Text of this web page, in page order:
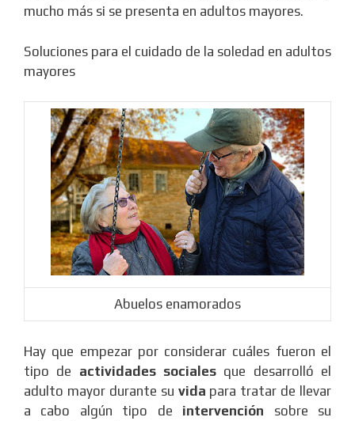
mucho más si se presenta en adultos mayores.
Soluciones para el cuidado de la soledad en adultos
mayores
Abuelos enamorados
Hay que empezar por considerar cuáles fueron el
tipo de actividades sociales que desarrolló el
adulto mayor durante su vida para tratar de llevar
a cabo algún tipo de intervención sobre su